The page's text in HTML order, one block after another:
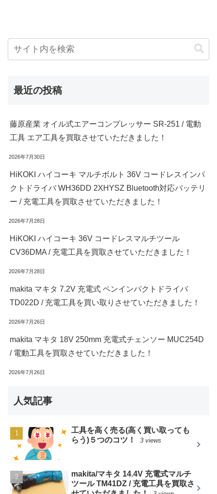
最近の投稿
藤原産業 オイル式エアーコンプレッサー SR-251 / 電動
工具 エア工具を買取させていただきました！
2026年7月30日
HiKOKI ハイコーキ マルチボルト 36V コードレスインパ
クトドライバ WH36DD 2XHYSZ Bluetooth対応バッテリ
ー / 充電工具を買取させていただきました！
2026年7月28日
HiKOKI ハイコーキ 36V コードレスマルチツール
CV36DMA / 充電工具を買取させていただきました！
2026年7月28日
makita マキタ 7.2V 充電式 ペンインパクトドライバ
TD022D / 充電工具を買い取りさせていただきました！
2026年7月26日
makita マキタ 18V 250mm 充電式チェンソー MUC254D
/ 電動工具を買取させていただきました！
2026年7月26日
人気記事
工具を高く売る(高く買い取っても
らう)５つのコツ！
3 views
makita/マキタ 14.4V 充電式マルチ
ツール TM41DZ / 充電工具を買取さ